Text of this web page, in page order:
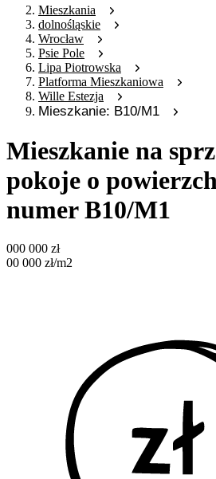
Mieszkania
dolnośląskie
Wrocław
Psie Pole
Lipa Piotrowska
Platforma Mieszkaniowa
Wille Estezja
Mieszkanie: B10/M1
Mieszkanie na
pokoje o
numer B10/M1
000 000 zł
00 000 zł/m2